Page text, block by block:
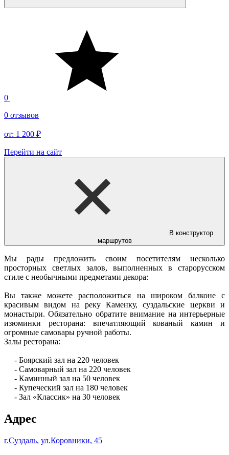
0
0 отзывов
от: 1 200 ₽
Перейти на сайт
В конструктор
маршрутов
Мы рады предложить своим посетителям несколько
просторных светлых залов, выполненных в старорусском
стиле с необычными предметами декора:
Вы также можете расположиться на широком балконе с
красивым видом на реку Каменку, суздальские церкви и
монастыри. Обязательно обратите внимание на интерьерные
изюминки ресторана: впечатляющий кованый камин и
огромные самовары ручной работы.
Залы ресторана:
- Боярский зал на 220 человек
- Самоварный зал на 220 человек
- Каминный зал на 50 человек
- Купеческий зал на 180 человек
- Зал «Классик» на 30 человек
Адрес
г.Суздаль, ул.Коровники, 45